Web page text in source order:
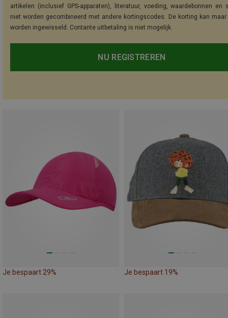
artikelen (inclusief GPS-apparaten), literatuur, voeding, waardebonnen en
niet worden gecombineerd met andere kortingscodes. De korting kan maar
worden ingewisseld. Contante uitbetaling is niet mogelijk.
NU REGISTREREN
Je bespaart 29% Je bespaart 19%